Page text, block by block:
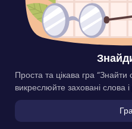
Проста та цікава гра
викреслюйте заховані слова